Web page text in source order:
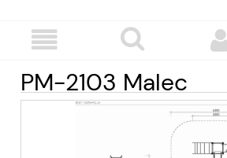
PM-2103 Malec